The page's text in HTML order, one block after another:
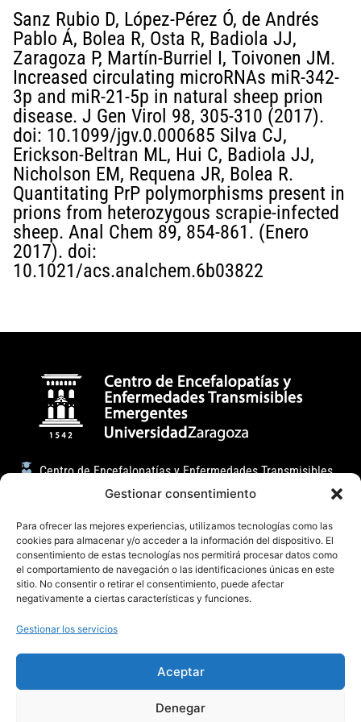
Gestionar consentimiento
Para ofrecer las mejores experiencias, utilizamos tecnologías como las
cookies para almacenar y/o acceder a la información del dispositivo. El
consentimiento de estas tecnologías nos permitirá procesar datos como
el comportamiento de navegación o las identificaciones únicas en este
sitio. No consentir o retirar el consentimiento, puede afectar
negativamente a ciertas características y funciones.
Gestionar los servicios
Aceptar
Denegar
Sanz Rubio D, López-Pérez Ó, de Andrés
Pablo Á, Bolea R, Osta R, Badiola JJ,
Zaragoza P, Martín-Burriel I, Toivonen JM.
Increased circulating microRNAs miR-342-
3p and miR-21-5p in natural sheep prion
disease. J Gen Virol 98, 305-310 (2017).
doi: 10.1099/jgv.0.000685 Silva CJ,
Erickson-Beltran ML, Hui C, Badiola JJ,
Nicholson EM, Requena JR, Bolea R.
Quantitating PrP polymorphisms present in
prions from heterozygous scrapie-infected
sheep. Anal Chem 89, 854-861. (Enero
2017). doi:
10.1021/acs.analchem.6b03822
Centro de Encefalopatías y Enfermedades Transmisibles
C/ Miguel Servet, 177 50013, Zaragoza (España)
badiola@unizar.es
(34) 876-554162 / 976 76 29 47